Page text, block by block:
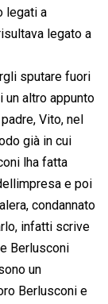
legati a
legato a
sputare fuori
un altro appunto
Vito, nel
già in cui
lha fatta
e poi
condannato
infatti scrive
Berlusconi
un
Berlusconi e